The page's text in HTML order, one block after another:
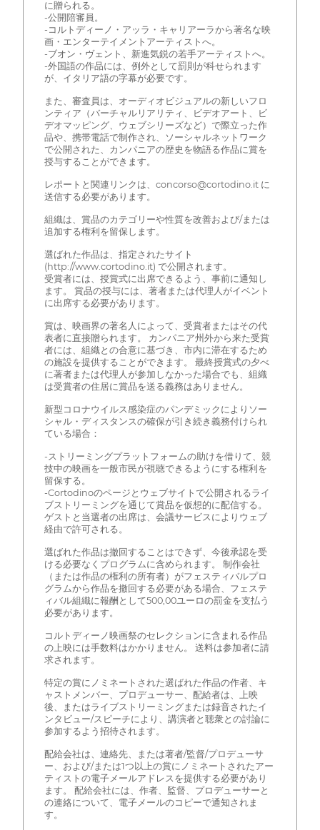
に贈られる。
-公開陪審員。
-コルトディーノ・アッラ・キャリアーラから著名な映
画・エンターテイメントアーティストへ。
-ブオン・ヴェント、新進気鋭の若手アーティストへ。
-外国語の作品には、例外として罰則が科せられます
が、イタリア語の字幕が必要です。
また、審査員は、オーディオビジュアルの新しいフロ
ンティア（バーチャルリアリティ、ビデオアート、ビ
デオマッピング、ウェブシリーズなど）で際立った作
品や、携帯電話で制作され、ソーシャルネットワーク
で公開された、カンパニアの歴史を物語る作品に賞を
授与することができます。
レポートと関連リンクは、concorso@cortodino.it に
送信する必要があります。
組織は、賞品のカテゴリーや性質を改善および/または
追加する権利を留保します。
選ばれた作品は、指定されたサイト
(http://www.cortodino.it) で公開されます。
受賞者には、授賞式に出席できるよう、事前に通知し
ます。 賞品の授与には、著者または代理人がイベント
に出席する必要があります。
賞は、映画界の著名人によって、受賞者またはその代
表者に直接贈られます。 カンパニア州外から来た受賞
者には、組織との合意に基づき、市内に滞在するため
の施設を提供することができます。 最終授賞式の夕べ
に著者または代理人が参加しなかった場合でも、組織
は受賞者の住居に賞品を送る義務はありません。
新型コロナウイルス感染症のパンデミックによりソー
シャル・ディスタンスの確保が引き続き義務付けられ
ている場合：
-ストリーミングプラットフォームの助けを借りて、競
技中の映画を一般市民が視聴できるようにする権利を
留保する。
-Cortodinoのページとウェブサイトで公開されるライ
ブストリーミングを通じて賞品を仮想的に配信する。
ゲストと当選者の出席は、会議サービスによりウェブ
経由で許可される。
選ばれた作品は撤回することはできず、今後承認を受
ける必要なくプログラムに含められます。 制作会社
（または作品の権利の所有者）がフェスティバルプロ
グラムから作品を撤回する必要がある場合、フェステ
ィバル組織に報酬として500,00ユーロの罰金を支払う
必要があります。
コルトディーノ映画祭のセレクションに含まれる作品
の上映には手数料はかかりません。 送料は参加者に請
求されます。
特定の賞にノミネートされた選ばれた作品の作者、キ
ャストメンバー、プロデューサー、配給者は、上映
後、またはライブストリーミングまたは録音されたイ
ンタビュー/スピーチにより、講演者と聴衆との討論に
参加するよう招待されます。
配給会社は、連絡先、または著者/監督/プロデューサ
ー、および/または1つ以上の賞にノミネートされたアー
ティストの電子メールアドレスを提供する必要があり
ます。 配給会社には、作者、監督、プロデューサーと
の連絡について、電子メールのコピーで通知されま
す。